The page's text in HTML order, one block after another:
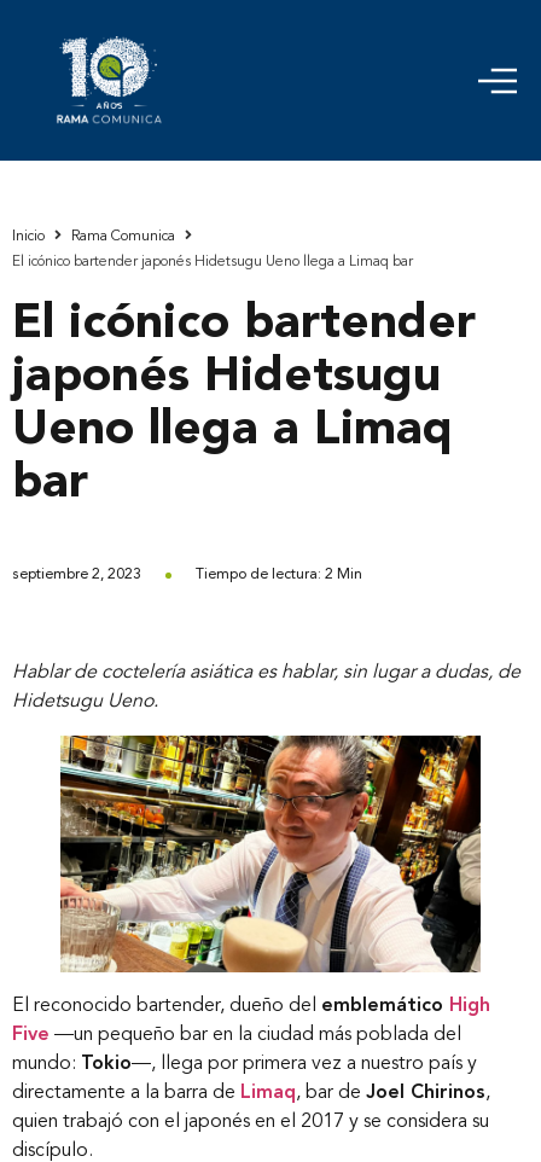
Inicio
Rama Comunica
El icónico bartender japonés Hidetsugu Ueno llega a Limaq bar
El icónico bartender
japonés Hidetsugu
Ueno llega a Limaq
bar
septiembre 2, 2023 Tiempo de lectura: 2 Min
Hablar de coctelería asiática es hablar, sin lugar a dudas, de
Hidetsugu Ueno.
El reconocido bartender, dueño del emblemático High
Five —un pequeño bar en la ciudad más poblada del
mundo:
Tokio—, llega por primera vez a nuestro país y
directamente a la barra de Limaq, bar de Joel Chirinos,
quien trabajó con el japonés en el 2017 y se considera su
discípulo.